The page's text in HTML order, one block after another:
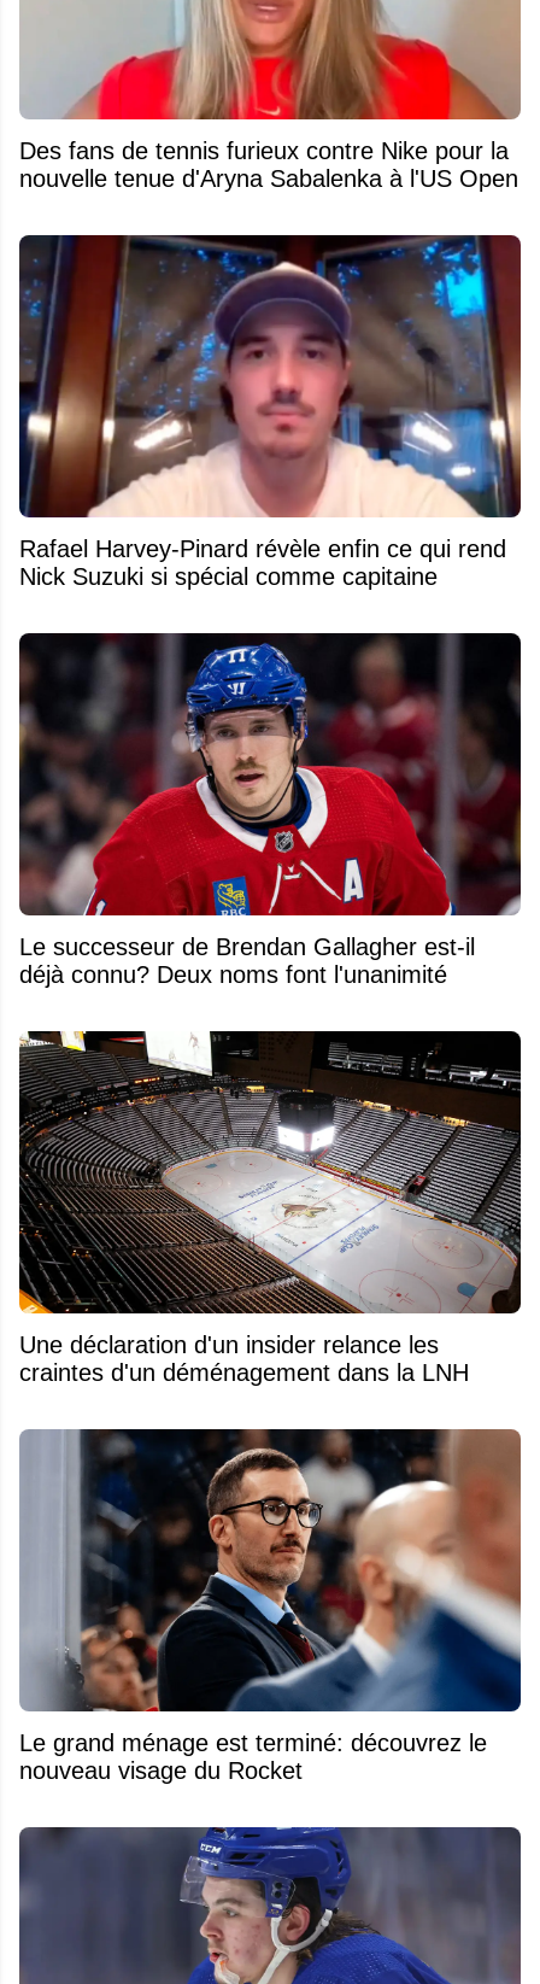
Des fans de tennis furieux contre Nike pour la
nouvelle tenue d'Aryna Sabalenka à l'US Open
Rafael Harvey-Pinard révèle enfin ce qui rend
Nick Suzuki si spécial comme capitaine
Le successeur de Brendan Gallagher est-il
déjà connu? Deux noms font l'unanimité
Une déclaration d'un insider relance les
craintes d'un déménagement dans la LNH
Le grand ménage est terminé: découvrez le
nouveau visage du Rocket